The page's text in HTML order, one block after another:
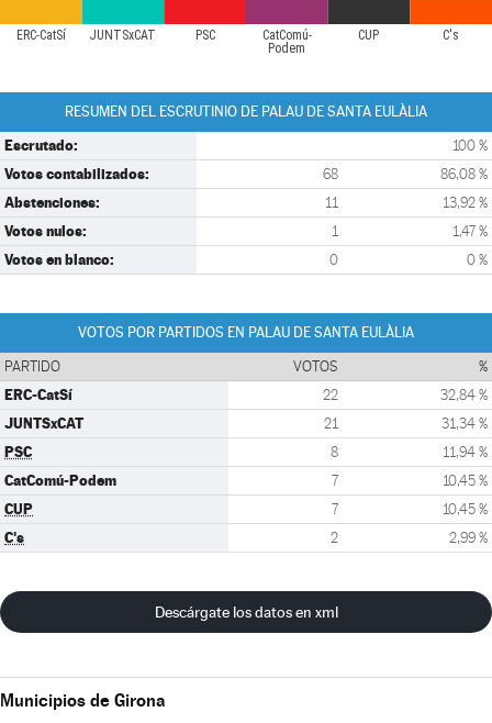
ERC-CatSí JUNTSxCAT PSC
CatComú-
Podem
CUP C's
RESUMEN DEL ESCRUTINIO DE PALAU DE SANTA EULÀLIA
Escrutado: 100 %
Votos contabilizados: 68 86,08 %
Abstenciones: 11 13,92 %
Votos nulos: 1 1,47 %
Votos en blanco: 0 0 %
VOTOS POR PARTIDOS EN PALAU DE SANTA EULÀLIA
PARTIDO VOTOS %
ERC-CatSí 22 32,84 %
JUNTSxCAT 21 31,34 %
PSC 8 11,94 %
CatComú-Podem 7 10,45 %
CUP 7 10,45 %
C's 2 2,99 %
Descárgate los datos en xml
Municipios de Girona